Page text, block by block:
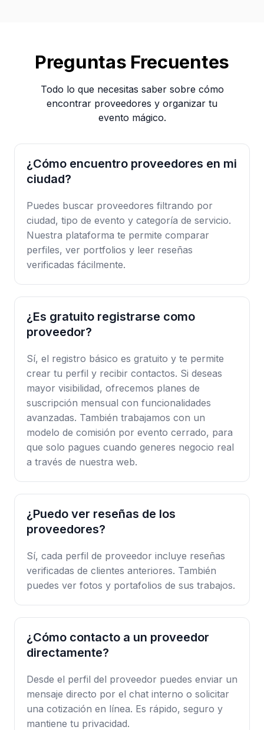
Preguntas Frecuentes
Todo lo que necesitas saber sobre cómo
encontrar proveedores y organizar tu
evento mágico.
¿Cómo encuentro proveedores en mi
ciudad?
Puedes buscar proveedores filtrando por
ciudad, tipo de evento y categoría de servicio.
Nuestra plataforma te permite comparar
perfiles, ver portfolios y leer reseñas
verificadas fácilmente.
¿Es gratuito registrarse como
proveedor?
Sí, el registro básico es gratuito y te permite
crear tu perfil y recibir contactos. Si deseas
mayor visibilidad, ofrecemos planes de
suscripción mensual con funcionalidades
avanzadas. También trabajamos con un
modelo de comisión por evento cerrado, para
que solo pagues cuando generes negocio real
a través de nuestra web.
¿Puedo ver reseñas de los
proveedores?
Sí, cada perfil de proveedor incluye reseñas
verificadas de clientes anteriores. También
puedes ver fotos y portafolios de sus trabajos.
¿Cómo contacto a un proveedor
directamente?
Desde el perfil del proveedor puedes enviar un
mensaje directo por el chat interno o solicitar
una cotización en línea. Es rápido, seguro y
mantiene tu privacidad.